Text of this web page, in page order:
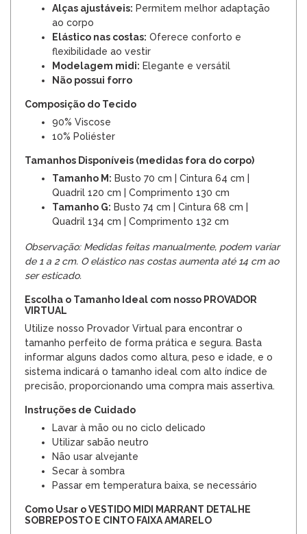
Alças ajustáveis: Permitem melhor adaptação
ao corpo
Elástico nas costas: Oferece conforto e
flexibilidade ao vestir
Modelagem midi: Elegante e versátil
Não possui forro
Composição do Tecido
90% Viscose
10% Poliéster
Tamanhos Disponíveis (medidas fora do corpo)
Tamanho M: Busto 70 cm | Cintura 64 cm |
Quadril 120 cm | Comprimento 130 cm
Tamanho G: Busto 74 cm | Cintura 68 cm |
Quadril 134 cm | Comprimento 132 cm
Observação: Medidas feitas manualmente, podem variar
de 1 a 2 cm. O elástico nas costas aumenta até 14 cm ao
ser esticado.
Escolha o Tamanho Ideal com nosso PROVADOR
VIRTUAL
Utilize nosso Provador Virtual para encontrar o
tamanho perfeito de forma prática e segura. Basta
informar alguns dados como altura, peso e idade, e o
sistema indicará o tamanho ideal com alto índice de
precisão, proporcionando uma compra mais assertiva.
Instruções de Cuidado
Lavar à mão ou no ciclo delicado
Utilizar sabão neutro
Não usar alvejante
Secar à sombra
Passar em temperatura baixa, se necessário
Como Usar o VESTIDO MIDI MARRANT DETALHE
SOBREPOSTO E CINTO FAIXA AMARELO